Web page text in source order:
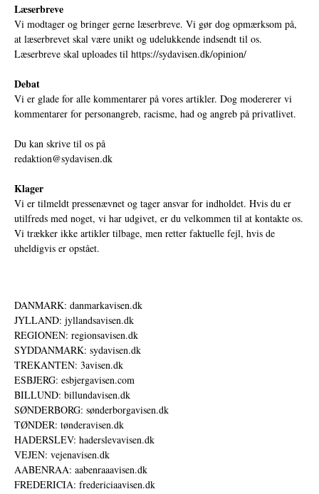
Læserbreve
Vi modtager og bringer gerne læserbreve. Vi gør dog opmærksom på,
at læserbrevet skal være unikt og udelukkende indsendt til os.
Læserbreve skal uploades til https://sydavisen.dk/opinion/
Debat
Vi er glade for alle kommentarer på vores artikler. Dog modererer vi
kommentarer for personangreb, racisme, had og angreb på privatlivet.
Du kan skrive til os på
redaktion@sydavisen.dk
Klager
Vi er tilmeldt pressenævnet og tager ansvar for indholdet. Hvis du er
utilfreds med noget, vi har udgivet, er du velkommen til at kontakte os.
Vi trækker ikke artikler tilbage, men retter faktuelle fejl, hvis de
uheldigvis er opstået.
DANMARK: danmarkavisen.dk
JYLLAND: jyllandsavisen.dk
REGIONEN: regionsavisen.dk
SYDDANMARK: sydavisen.dk
TREKANTEN: 3avisen.dk
ESBJERG: esbjergavisen.com
BILLUND: billundavisen.dk
SØNDERBORG: sønderborgavisen.dk
TØNDER: tønderavisen.dk
HADERSLEV: haderslevavisen.dk
VEJEN: vejenavisen.dk
AABENRAA: aabenraaavisen.dk
FREDERICIA: fredericiaavisen.dk